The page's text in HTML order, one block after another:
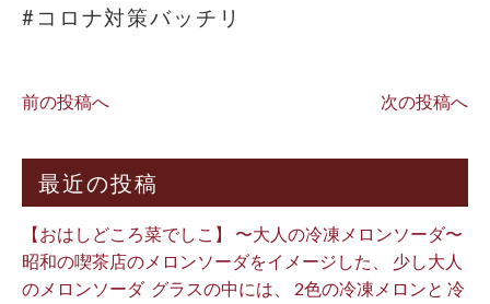
#コロナ対策バッチリ
前の投稿へ 次の投稿へ
最近の投稿
【おはしどころ菜でしこ】 〜大人の冷凍メロンソーダ〜 ⁡
昭和の喫茶店のメロンソーダをイメージした、 少し大人
のメロンソーダ ⁡ グラスの中には、 2色の冷凍メロンと 冷